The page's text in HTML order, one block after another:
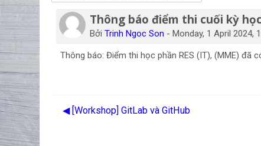
Thông báo điểm thi cuối kỳ
BởiTrinh Ngoc Son -Monday, 1 April 2024,
Số lượng các câu trả lời: 0
Thông báo: Điểm thi học phần RES (IT), (MME)
◀︎ [Workshop] GitLab và GitHub